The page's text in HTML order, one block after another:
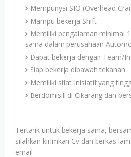
Mempunyai SIO (Overhead
Mampu bekerja Shift
Memiliki pengalaman minimal
sama dalam perusahaan
Dapat bekerja dengan Team/
Siap bekerja dibawah tekanan
Memiliki sifat Inisiatif yang
Berdomisili di Cikarang dan
Tertarik untuk bekerja sama,
silahkan kirimkan Cv dan berkas
email :